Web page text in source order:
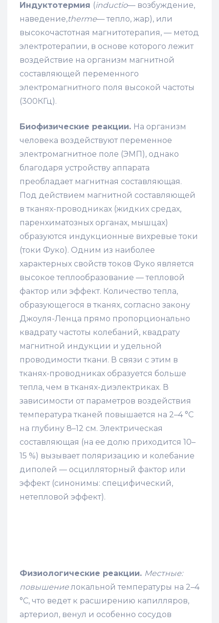
Индуктотермия (inductio— возбуждение,
наведение,therme— тепло, жар), или
высокочастотная магнитотерапия, — метод
электротерапии, в основе которого лежит
воздействие на организм магнитной
составляющей переменного
электромагнитного поля высокой частоты
(300КГц).
Биофизические реакции. На организм
человека воздействуют переменное
электромагнитное поле (ЭМП), однако
благодаря устройству аппарата
преобладает магнитная составляющая.
Под действием магнитной составляющей
в тканях-проводниках (жидких средах,
паренхиматозных органах, мышцах)
образуются индукционные вихревые токи
(токи Фуко). Одним из наиболее
характерных свойств токов Фуко является
высокое теплообразование — тепловой
фактор или эффект. Количество тепла,
образующегося в тканях, согласно закону
Джоуля-Ленца прямо пропорционально
квадрату частоты колебаний, квадрату
магнитной индукции и удельной
проводимости ткани. В связи с этим в
тканях-проводниках образуется больше
тепла, чем в тканях-диэлектриках. В
зависимости от параметров воздействия
температура тканей повышается на 2–4 °С
на глубину 8–12 см. Электрическая
составляющая (на ее долю приходится 10–
15 %) вызывает поляризацию и колебание
диполей — осцил­ляторный фактор или
эффект (синонимы: специфический,
нетепловой эффект).
Физиологические реакции. Местные:
повышениелокальной температуры на 2–4
°С, что ведет к расширению капилляров,
артериол, венул и особенно сосудов